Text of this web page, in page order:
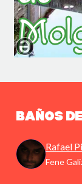
Baños
Rafael
Fene